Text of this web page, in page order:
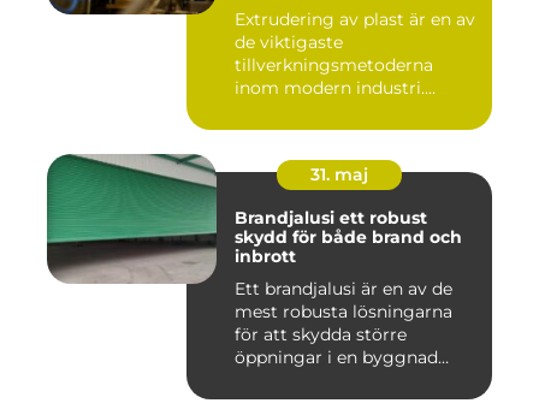
Extrudering av plast är en av
de viktigaste
tillverkningsmetoderna
inom modern industri.
31. maj
Brandjalusi ett robust
skydd för både brand och
inbrott
Ett brandjalusi är en av de
mest robusta lösningarna
för att skydda större
öppningar i en byggnad